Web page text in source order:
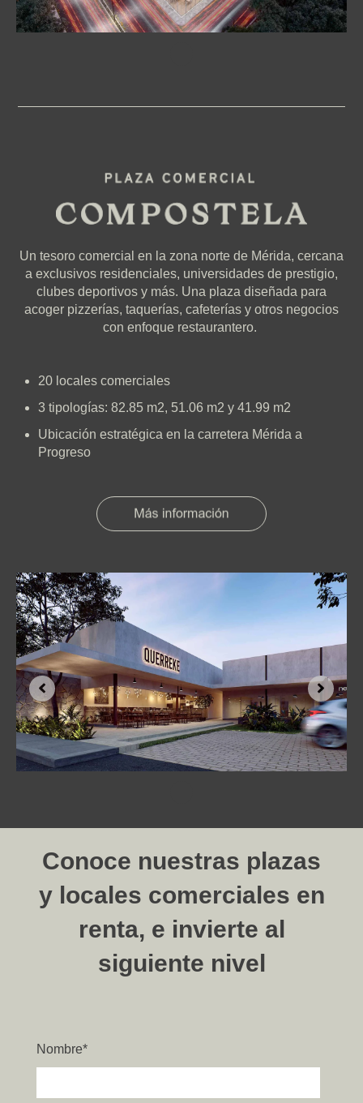
Un tesoro comercial en la zona norte de Mérida, cercana
a exclusivos residenciales, universidades de prestigio,
clubes deportivos y más. Una plaza diseñada para
acoger pizzerías, taquerías, cafeterías y otros negocios
con enfoque restaurantero.
20 locales comerciales
3 tipologías: 82.85 m2, 51.06 m2 y 41.99 m2
Ubicación estratégica en la carretera Mérida a
Progreso
Conoce nuestras plazas
y locales comerciales en
renta, e invierte al
siguiente nivel
Nombre*